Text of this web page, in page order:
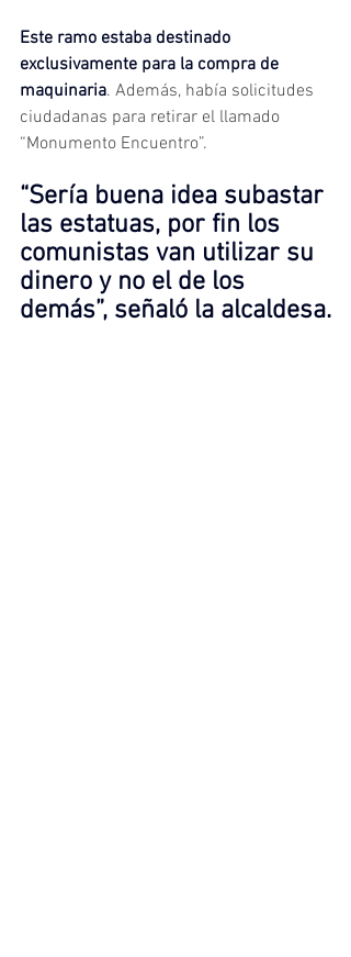
Este ramo estaba destinado
exclusivamente para la compra de
maquinaria. Además, había solicitudes
ciudadanas para retirar el llamado
“Monumento Encuentro”.
“Sería buena idea subastar
las estatuas, por fin los
comunistas van utilizar su
dinero y no el de los
demás”, señaló la alcaldesa.